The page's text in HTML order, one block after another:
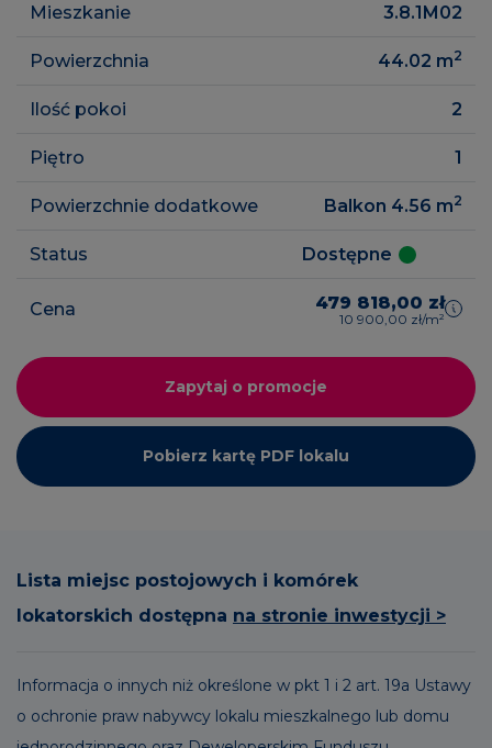
Mieszkanie 3.8.1M02
Powierzchnia 44.02 m2
Ilość pokoi 2
Piętro 1
Powierzchnie dodatkowe Balkon 4.56 m2
Status Dostępne
Cena 479 818,00 zł
10 900,00 zł/m²
Zapytaj o promocje
Pobierz kartę PDF lokalu
Lista miejsc postojowych i komórek
lokatorskich dostępna na stronie inwestycji >
Informacja o innych niż określone w pkt 1 i 2 art. 19a Ustawy
o ochronie praw nabywcy lokalu mieszkalnego lub domu